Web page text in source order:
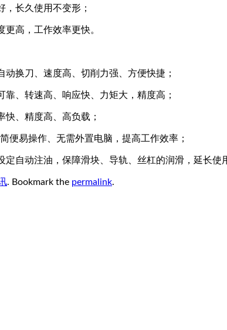
长久使用不变形；
高，工作效率更快。
换刀、速度高、切削力强、方便快捷；
、转速高、响应快、力矩大，精度高；
、精度高、高负载；
便易操作、无需外置电脑，提高工作效率；
自动注油，保障滑块、导轨、丝杠的润滑，延长使
. Bookmark the permalink.